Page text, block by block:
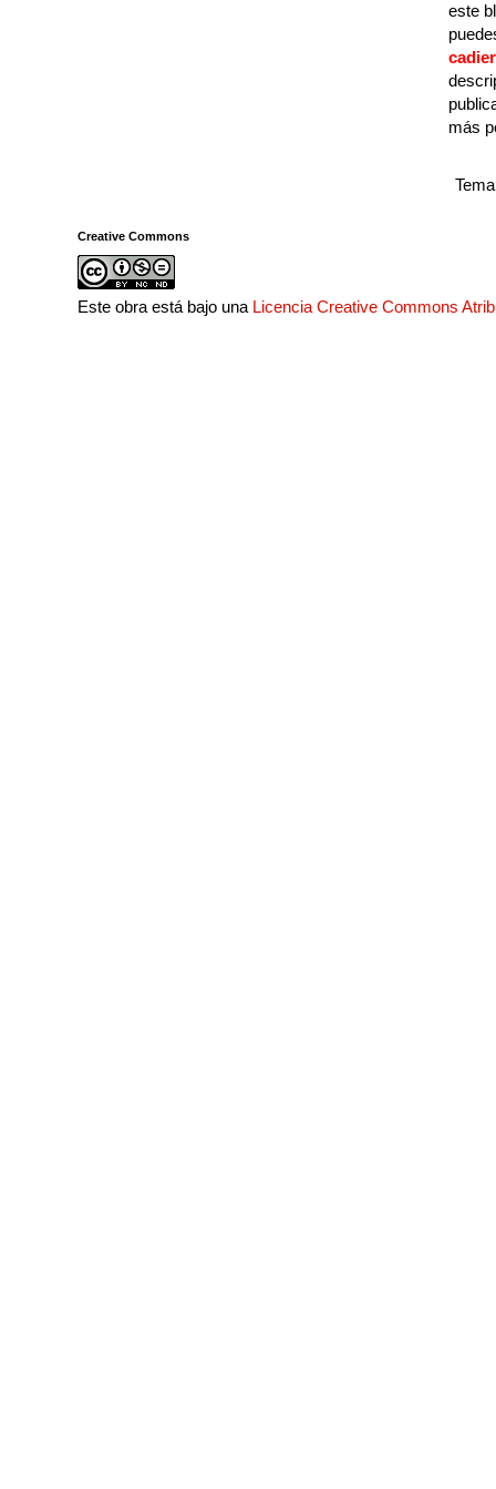
este
más
Creative Commons
Este obra está bajo una Licencia Creative Commons